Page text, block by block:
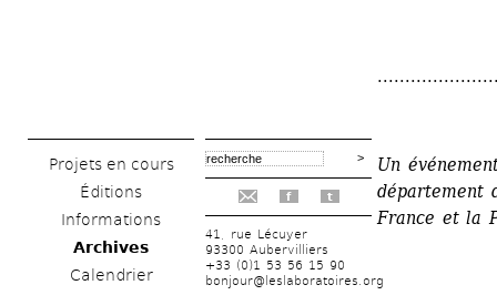
Projets en cours
Éditions
Informations
Archives
Calendrier
f t
41, rue Lécuyer
93300 Aubervilliers
+33 (0)1 53 56 15 90
bonjour@leslaboratoires.org
Un
département
France et la